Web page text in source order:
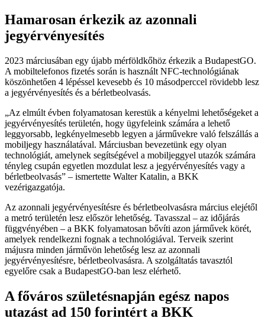
Hamarosan érkezik az azonnali
jegyérvényesítés
2023 márciusában egy újabb mérföldkőhöz érkezik a BudapestGO.
A mobiltelefonos fizetés során is használt NFC-technológiának
köszönhetően 4 lépéssel kevesebb és 10 másodperccel rövidebb lesz
a jegyérvényesítés és a bérletbeolvasás.
Az elmúlt évben folyamatosan kerestük a kényelmi lehetőségeket a
jegyérvényesítés területén, hogy ügyfeleink számára a lehető
leggyorsabb, legkényelmesebb legyen a járművekre való felszállás a
mobiljegy használatával. Márciusban bevezetünk egy olyan
technológiát, amelynek segítségével a mobiljeggyel utazók számára
tényleg csupán egyetlen mozdulat lesz a jegyérvényesítés vagy a
bérletbeolvasás
– ismertette Walter Katalin, a BKK
vezérigazgatója.
Az azonnali jegyérvényesítésre és bérletbeolvasásra március elejétől
a metró területén lesz először lehetőség. Tavasszal – az időjárás
függvényében – a BKK folyamatosan bővíti azon járművek körét,
amelyek rendelkezni fognak a technológiával. Terveik szerint
májusra minden járművön lehetőség lesz az azonnali
jegyérvényesítésre, bérletbeolvasásra. A szolgáltatás tavasztól
egyelőre csak a BudapestGO-ban lesz elérhető.
A főváros születésnapján egész napos
utazást ad 150 forintért a BKK